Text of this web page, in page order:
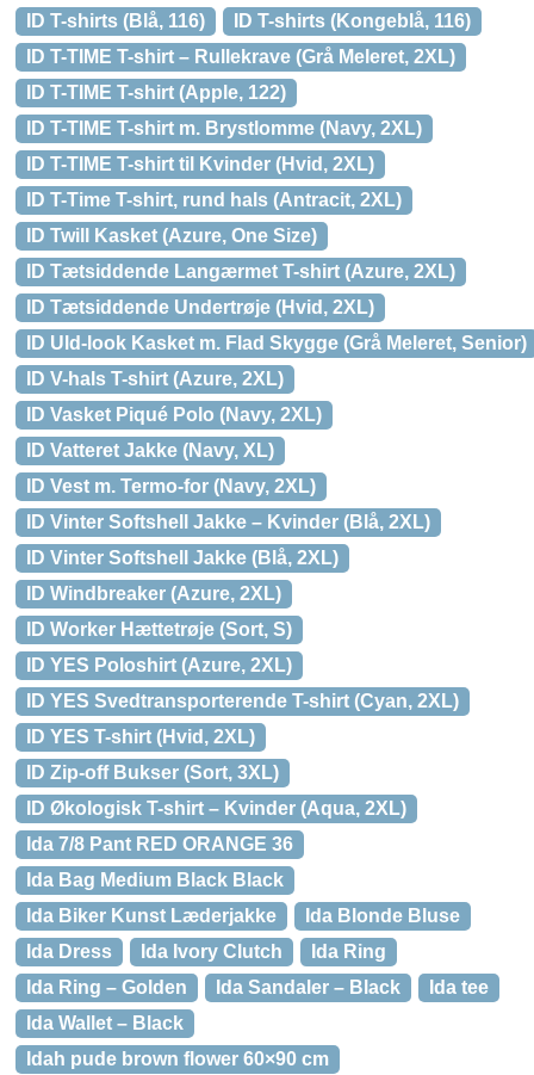
ID T-shirts (Blå, 116)
ID T-shirts (Kongeblå, 116)
ID T-TIME T-shirt – Rullekrave (Grå Meleret, 2XL)
ID T-TIME T-shirt (Apple, 122)
ID T-TIME T-shirt m. Brystlomme (Navy, 2XL)
ID T-TIME T-shirt til Kvinder (Hvid, 2XL)
ID T-Time T-shirt, rund hals (Antracit, 2XL)
ID Twill Kasket (Azure, One Size)
ID Tætsiddende Langærmet T-shirt (Azure, 2XL)
ID Tætsiddende Undertrøje (Hvid, 2XL)
ID Uld-look Kasket m. Flad Skygge (Grå Meleret, Senior)
ID V-hals T-shirt (Azure, 2XL)
ID Vasket Piqué Polo (Navy, 2XL)
ID Vatteret Jakke (Navy, XL)
ID Vest m. Termo-for (Navy, 2XL)
ID Vinter Softshell Jakke – Kvinder (Blå, 2XL)
ID Vinter Softshell Jakke (Blå, 2XL)
ID Windbreaker (Azure, 2XL)
ID Worker Hættetrøje (Sort, S)
ID YES Poloshirt (Azure, 2XL)
ID YES Svedtransporterende T-shirt (Cyan, 2XL)
ID YES T-shirt (Hvid, 2XL)
ID Zip-off Bukser (Sort, 3XL)
ID Økologisk T-shirt – Kvinder (Aqua, 2XL)
Ida 7/8 Pant RED ORANGE 36
Ida Bag Medium Black Black
Ida Biker Kunst Læderjakke
Ida Blonde Bluse
Ida Dress
Ida Ivory Clutch
Ida Ring
Ida Ring – Golden
Ida Sandaler – Black
Ida tee
Ida Wallet – Black
Idah pude brown flower 60×90 cm